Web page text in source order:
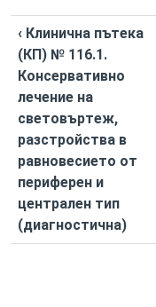
‹ Клинична пътека
(КП) № 116.1.
Консервативно
лечение на
световъртеж,
разстройства в
равновесието от
периферен и
централен тип
(диагностична)